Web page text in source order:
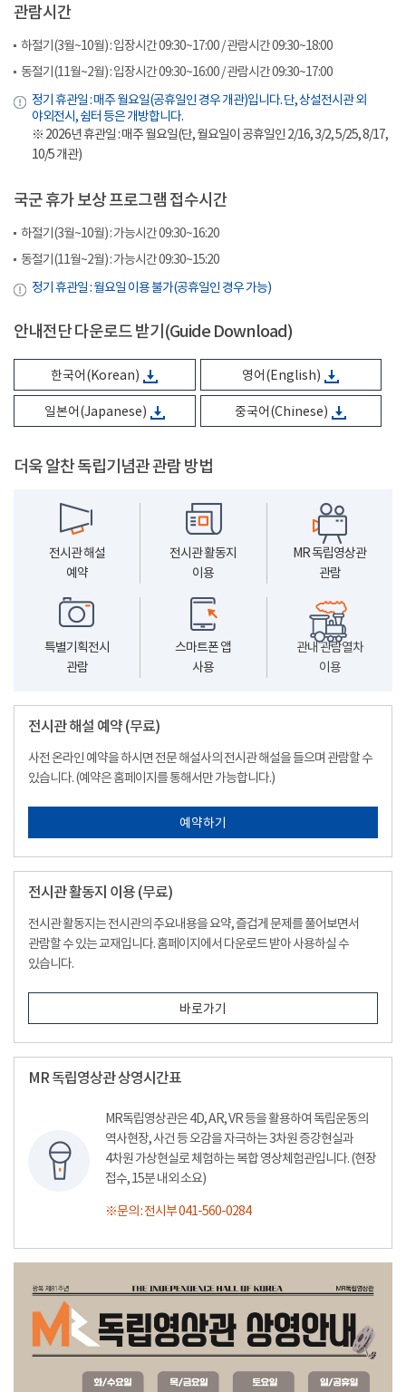
관람시간
하절기(3월~10월) : 입장시간 09:30~17:00 / 관람시간 09:30~18:00
동절기(11월~2월) : 입장시간 09:30~16:00 / 관람시간 09:30~17:00
정기 휴관일 : 매주 월요일(공휴일인 경우 개관)입니다. 단, 상설전시관 외
야외전시, 쉼터 등은 개방합니다.
※ 2026년 휴관일 : 매주 월요일(단, 월요일이 공휴일인 2/16, 3/2, 5/25, 8/17,
10/5 개관)
국군 휴가 보상 프로그램 접수시간
하절기(3월~10월) : 가능시간 09:30~16:20
동절기(11월~2월) : 가능시간 09:30~15:20
정기 휴관일 : 월요일 이용 불가(공휴일인 경우 가능)
안내전단 다운로드 받기(Guide Download)
한국어(Korean) 영어(English)
일본어(Japanese) 중국어(Chinese)
더욱 알찬 독립기념관 관람 방법
전시관 해설
예약
전시관 활동지
이용
MR 독립영상관
관람
특별기획전시
관람
스마트폰 앱
사용
관내 관람열차
이용
전시관 해설 예약 (무료)
사전 온라인 예약을 하시면 전문 해설사의 전시관 해설을 들으며 관람할 수
있습니다. (예약은 홈페이지를 통해서만 가능합니다.)
예약하기
전시관 활동지 이용 (무료)
전시관 활동지는 전시관의 주요내용을 요약, 즐겁게 문제를 풀어보면서
관람할 수 있는 교재입니다. 홈페이지에서 다운로드 받아 사용하실 수
있습니다.
바로가기
MR 독립영상관 상영시간표
MR독립영상관은 4D, AR, VR 등을 활용하여 독립운동의
역사현장, 사건 등 오감을 자극하는 3차원 증강현실과
4차원 가상현실로 체험하는 복합 영상체험관입니다. (현장
접수, 15분 내외 소요)
※문의 : 전시부 041-560-0284